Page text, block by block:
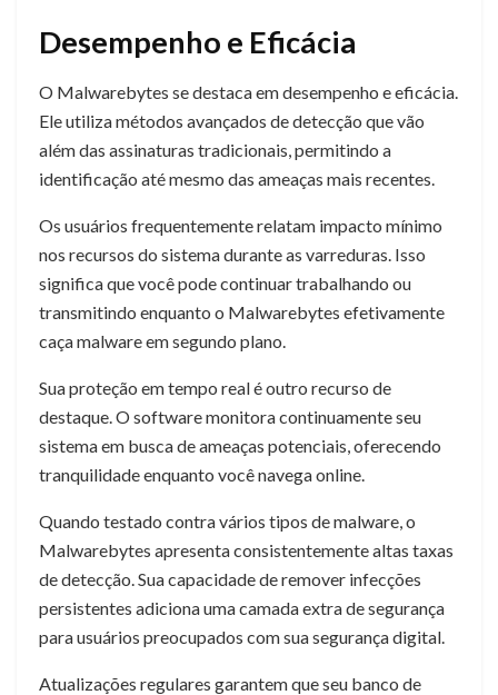
Desempenho e Eficácia
O Malwarebytes se destaca em desempenho e eficácia.
Ele utiliza métodos avançados de detecção que vão
além das assinaturas tradicionais, permitindo a
identificação até mesmo das ameaças mais recentes.
Os usuários frequentemente relatam impacto mínimo
nos recursos do sistema durante as varreduras. Isso
significa que você pode continuar trabalhando ou
transmitindo enquanto o Malwarebytes efetivamente
caça malware em segundo plano.
Sua proteção em tempo real é outro recurso de
destaque. O software monitora continuamente seu
sistema em busca de ameaças potenciais, oferecendo
tranquilidade enquanto você navega online.
Quando testado contra vários tipos de malware, o
Malwarebytes apresenta consistentemente altas taxas
de detecção. Sua capacidade de remover infecções
persistentes adiciona uma camada extra de segurança
para usuários preocupados com sua segurança digital.
Atualizações regulares garantem que seu banco de